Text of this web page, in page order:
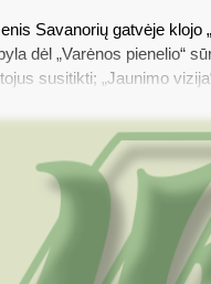
Savanorių gatvėje klojo
dėl „Varėnos pienelio“
susitikti; „Jaunimo